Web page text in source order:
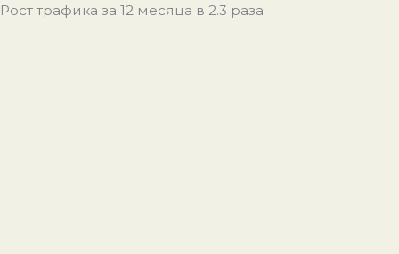
Рост трафика за 12 месяца в 2.3 раза